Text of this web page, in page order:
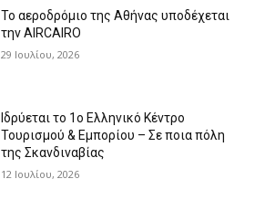
Το αεροδρόμιο της Αθήνας υποδέχεται
την AIRCAIRO
29 Ιουλίου, 2026
Ιδρύεται το 1ο Ελληνικό Κέντρο
Τουρισμού & Εμπορίου – Σε ποια πόλη
της Σκανδιναβίας
12 Ιουλίου, 2026